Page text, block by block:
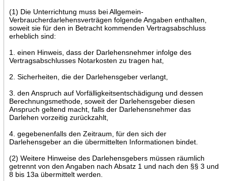
(1) Die Unterrichtung muss bei Allgemein-
Verbraucherdarlehensverträgen folgende Angaben enthalten,
soweit sie für den in Betracht kommenden Vertragsabschluss
erheblich sind:
1. einen Hinweis, dass der Darlehensnehmer infolge des
Vertragsabschlusses Notarkosten zu tragen hat,
2. Sicherheiten, die der Darlehensgeber verlangt,
3. den Anspruch auf Vorfälligkeitsentschädigung und dessen
Berechnungsmethode, soweit der Darlehensgeber diesen
Anspruch geltend macht, falls der Darlehensnehmer das
Darlehen vorzeitig zurückzahlt,
4. gegebenenfalls den Zeitraum, für den sich der
Darlehensgeber an die übermittelten Informationen bindet.
(2) Weitere Hinweise des Darlehensgebers müssen räumlich
getrennt von den Angaben nach Absatz 1 und nach den §§ 3 und
8 bis 13a übermittelt werden.